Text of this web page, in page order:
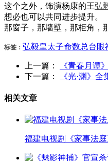
这个之外，饰演杨康的王弘
想必也可以共同进步提升。
那窗子，那墙壁，那柜角，
标签： 弘毅皇太子命数总台 眼
上一篇：
《青春月谭
下一篇：
《光·渊》
相关文章
福建电视剧《家事法